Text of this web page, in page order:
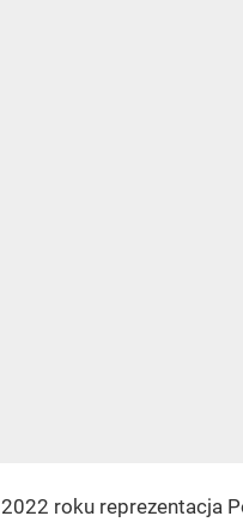
roku reprezentacja